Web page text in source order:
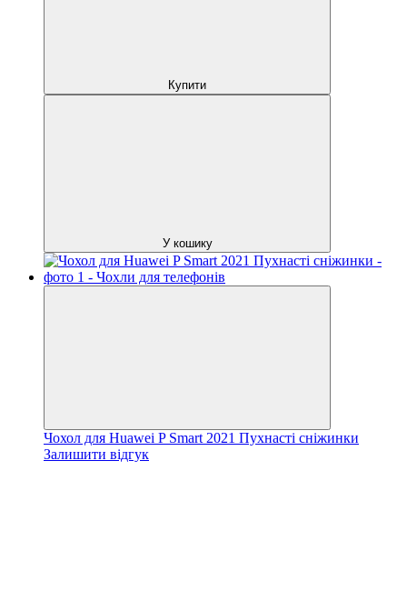
Купити
У кошику
Чохол для Huawei P Smart 2021 Пухнасті сніжинки
Залишити відгук